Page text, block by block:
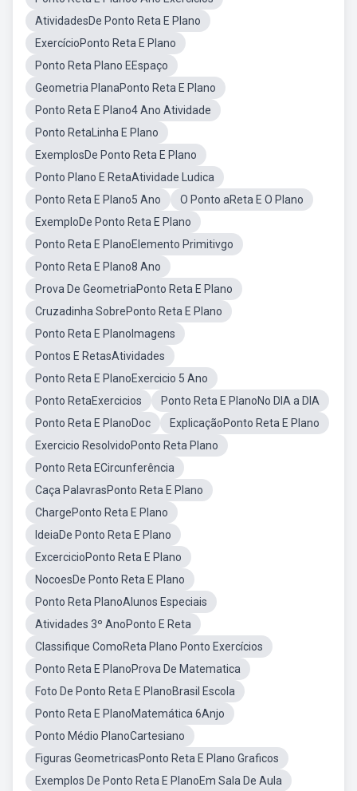
AtividadesDe Ponto Reta E Plano
ExercícioPonto Reta E Plano
Ponto Reta Plano EEspaço
Geometria PlanaPonto Reta E Plano
Ponto Reta E Plano4 Ano Atividade
Ponto RetaLinha E Plano
ExemplosDe Ponto Reta E Plano
Ponto Plano E RetaAtividade Ludica
Ponto Reta E Plano5 Ano
O Ponto aReta E O Plano
ExemploDe Ponto Reta E Plano
Ponto Reta E PlanoElemento Primitivgo
Ponto Reta E Plano8 Ano
Prova De GeometriaPonto Reta E Plano
Cruzadinha SobrePonto Reta E Plano
Ponto Reta E PlanoImagens
Pontos E RetasAtividades
Ponto Reta E PlanoExercicio 5 Ano
Ponto RetaExercicios
Ponto Reta E PlanoNo DIA a DIA
Ponto Reta E PlanoDoc
ExplicaçãoPonto Reta E Plano
Exercicio ResolvidoPonto Reta Plano
Ponto Reta ECircunferência
Caça PalavrasPonto Reta E Plano
ChargePonto Reta E Plano
IdeiaDe Ponto Reta E Plano
ExcercicioPonto Reta E Plano
NocoesDe Ponto Reta E Plano
Ponto Reta PlanoAlunos Especiais
Atividades 3º AnoPonto E Reta
Classifique ComoReta Plano Ponto Exercícios
Ponto Reta E PlanoProva De Matematica
Foto De Ponto Reta E PlanoBrasil Escola
Ponto Reta E PlanoMatemática 6Anjo
Ponto Médio PlanoCartesiano
Figuras GeometricasPonto Reta E Plano Graficos
Exemplos De Ponto Reta E PlanoEm Sala De Aula